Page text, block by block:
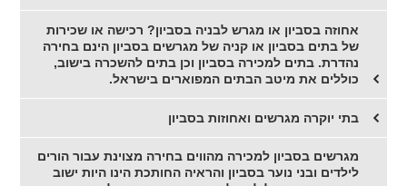
אחוזה בסביון או מגרש לבניה בסביון? רכישה או שכירות
של בתים בסביון או קניה של מגרשים בסביון הינם בחירה
נהדרת. בתים למכירה בסביון וכן בתים להשכרה בישוב,
כוללים את מיטב הבתים המפוארים בישראל.
בתי יוקרה מגרשים ואחוזות בסביון
מגרשים בסביון למכירה מהווים בחירה מצוינת עבור הורים
לילדים ובני נוער בסביון והראיה החותכת הינו היות ישוב